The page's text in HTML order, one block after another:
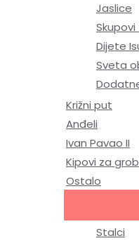
Jaslice
Dijete
Sveta
Križni put
Anđeli
Ivan Pavao II
Kipovi za
Ostalo
Stalci